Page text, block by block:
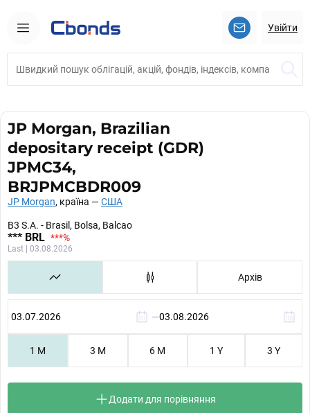
Увійти
JP Morgan, Brazilian
depositary receipt (GDR)
JPMC34,
BRJPMCBDR009
JP Morgan, країна —США
B3 S.A. - Brasil, Bolsa, Balcao
*** BRL ***%
Last | 03.08.2026
Архів
—
1 M 3 M 6 M 1 Y 3 Y
Додати для порівняння